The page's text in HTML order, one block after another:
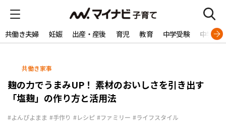
共働き夫婦 妊娠 出産・産後 育児 教育 中学受験 中学生
共働き家事
麹の力でうまみUP！ 素材のおいしさを引き出す
「塩麹」の作り方と活用法
#よんぴよまま #手作り #レシピ #ファミリー #ライフスタイル